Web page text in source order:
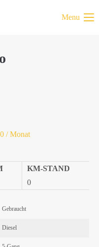
Menu
/ Monat
KM-STAND
0
Gebraucht
Diesel